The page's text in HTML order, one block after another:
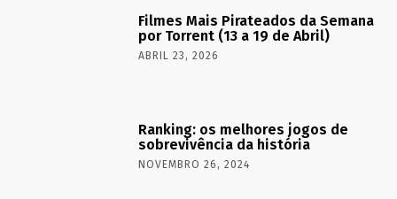
Filmes Mais Pirateados da Semana
por Torrent (13 a 19 de Abril)
ABRIL 23, 2026
Ranking: os melhores jogos de
sobrevivência da história
NOVEMBRO 26, 2024